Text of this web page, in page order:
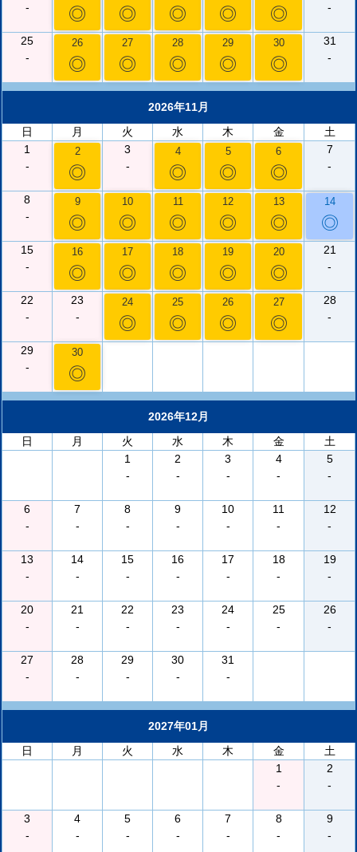
-
◎ ◎ ◎ ◎ ◎
-
25
-
26
◎
27
◎
28
◎
29
◎
30
◎
31
-
2026年11月
日
月 火 水 木 金
土
1
-
2
◎
3
-
4
◎
5
◎
6
◎
7
-
8
-
9
◎
10
◎
11
◎
12
◎
13
◎
14
◎
15
-
16
◎
17
◎
18
◎
19
◎
20
◎
21
-
22
-
23
-
24
◎
25
◎
26
◎
27
◎
28
-
29
-
30
◎
2026年12月
日
月 火 水 木 金
土
1
-
2
-
3
-
4
-
5
-
6
-
7
-
8
-
9
-
10
-
11
-
12
-
13
-
14
-
15
-
16
-
17
-
18
-
19
-
20
-
21
-
22
-
23
-
24
-
25
-
26
-
27
-
28
-
29
-
30
-
31
-
2027年01月
日
月 火 水 木 金
土
1
-
2
-
3
-
4
-
5
-
6
-
7
-
8
-
9
-